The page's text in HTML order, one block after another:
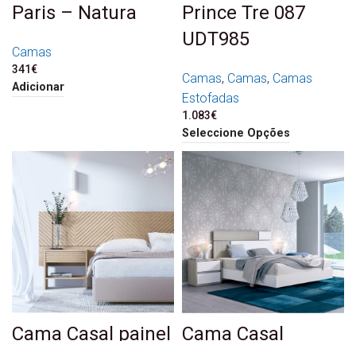
Paris – Natura
Camas
341€
Adicionar
Prince Tre 087
UDT985
Camas, Camas, Camas
Estofadas
1.083€
Seleccione Opções
Cama Casal painel
Cama Casal